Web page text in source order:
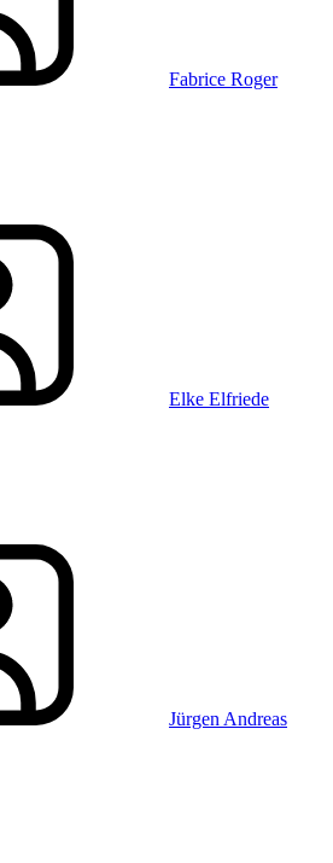
Fabrice Roger
Elke Elfriede
Jürgen Andreas